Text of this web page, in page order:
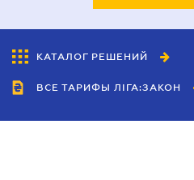
КАТАЛОГ РЕШЕНИЙ
ВСЕ ТАРИФЫ ЛІГА:ЗАКОН